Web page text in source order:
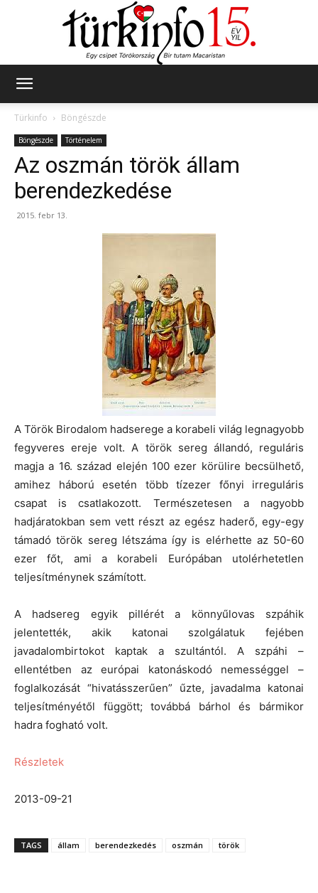
Türkinfo
Böngészde
Böngészde Történelem
Az oszmán török állam
berendezkedése
2015. febr 13.
A Török Birodalom hadserege a korabeli világ legnagyobb
fegyveres ereje volt. A török sereg állandó, reguláris
magja a 16. század elején 100 ezer körülire becsülhető,
amihez háború esetén több tízezer főnyi irreguláris
csapat is csatlakozott. Természetesen a nagyobb
hadjáratokban sem vett részt az egész haderő, egy-egy
támadó török sereg létszáma így is elérhette az 50-60
ezer főt, ami a korabeli Európában utolérhetetlen
teljesítménynek számított.
A hadsereg egyik pillérét a könnyűlovas szpáhik
jelentették, akik katonai szolgálatuk fejében
javadalombirtokot kaptak a szultántól. A szpáhi –
ellentétben az európai katonáskodó nemességgel –
foglalkozását “hivatásszerűen” űzte, javadalma katonai
teljesítményétől függött; továbbá bárhol és bármikor
hadra fogható volt.
Részletek
2013-09-21
TAGS állam berendezkedés oszmán török